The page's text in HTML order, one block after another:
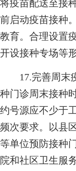
将疫苗配送至接
前启动疫苗接种
教育。合理设置
开设接种专场等
17.完善周末疫
种门诊周末接种
约号源应不少于
频次要求。以县
等单位预防接种
院和社区卫生服